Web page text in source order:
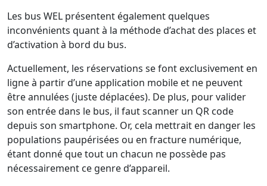
Les bus WEL présentent également quelques
inconvénients quant à la méthode d’achat des places et
d’activation à bord du bus.
Actuellement, les réservations se font exclusivement en
ligne à partir d’une application mobile et ne peuvent
être annulées (juste déplacées). De plus, pour valider
son entrée dans le bus, il faut scanner un QR code
depuis son smartphone. Or, cela mettrait en danger les
populations paupérisées ou en fracture numérique,
étant donné que tout un chacun ne possède pas
nécessairement ce genre d’appareil.